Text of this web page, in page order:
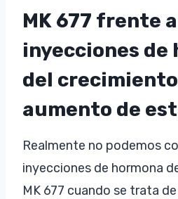
MK 677 frente a
inyecciones de
del
aumento de
Realmente no podemos
inyecciones de hormona
MK 677 cuando se trata